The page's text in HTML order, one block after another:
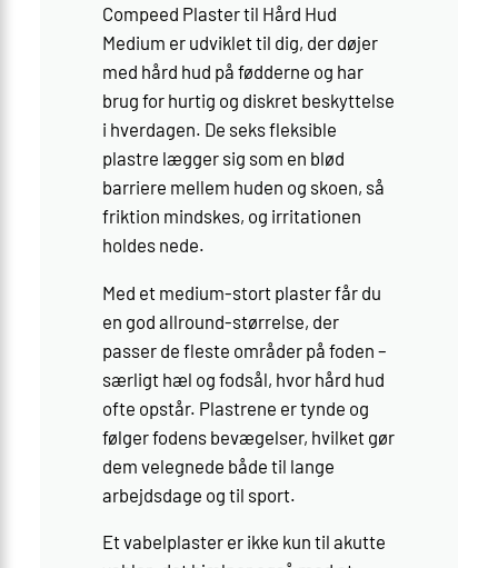
Compeed Plaster til Hård Hud
Medium er udviklet til dig, der døjer
med hård hud på fødderne og har
brug for hurtig og diskret beskyttelse
i hverdagen. De seks fleksible
plastre lægger sig som en blød
barriere mellem huden og skoen, så
friktion mindskes, og irritationen
holdes nede.
Med et medium-stort plaster får du
en god allround-størrelse, der
passer de fleste områder på foden –
særligt hæl og fodsål, hvor hård hud
ofte opstår. Plastrene er tynde og
følger fodens bevægelser, hvilket gør
dem velegnede både til lange
arbejdsdage og til sport.
Et vabelplaster er ikke kun til akutte